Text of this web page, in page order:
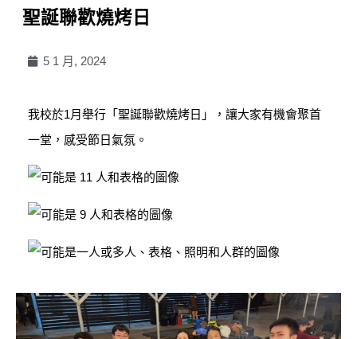
聖誕聯歡燒烤日
5 1 月, 2024
我校於1月舉行「聖誕聯歡燒烤日」，讓大家有機會聚首
一堂，感受節日氣氛。